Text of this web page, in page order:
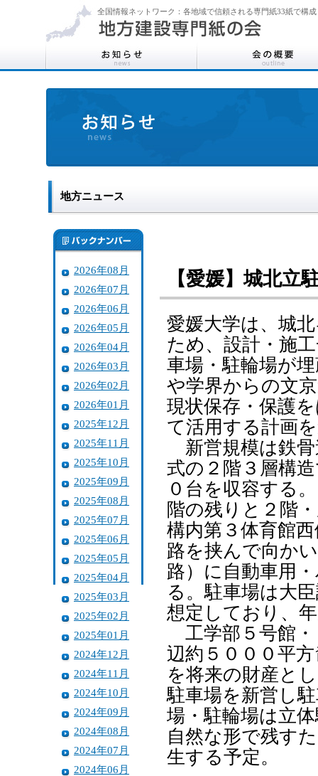
全国情報ネットワーク：各地域で信頼される専門紙33紙で構成
地方ニュース
2026年08月
2026年07月
2026年06月
2026年05月
2026年04月
2026年03月
2026年02月
2026年01月
2025年12月
2025年11月
2025年10月
2025年09月
2025年08月
2025年07月
2025年06月
2025年05月
2025年04月
2025年03月
2025年02月
2025年01月
2024年12月
2024年11月
2024年10月
2024年09月
2024年08月
2024年07月
2024年06月
【愛媛】城北
愛媛大学は、城
ため、設計・施
車場・駐輪場が
や学界からの文
現状保存・保護
て活用する計画
新営規模は鉄骨
式の２階３層構
０台を収容する
階の残りと２階
構内第３体育館
路を挟んで向か
路）に自動車用
る。駐車場は大
想定しており、
工学部５号館・
辺約５０００平
を将来の財産と
駐車場を新営し
場・駐輪場は立
自然な形で残す
生する予定。